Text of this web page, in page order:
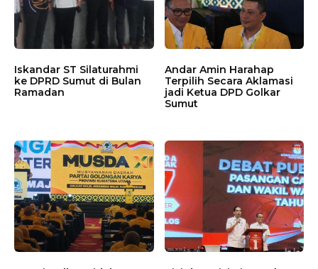
Iskandar ST Silaturahmi
ke DPRD Sumut di Bulan
Ramadan
Andar Amin Harahap
Terpilih Secara Aklamasi
jadi Ketua DPD Golkar
Sumut